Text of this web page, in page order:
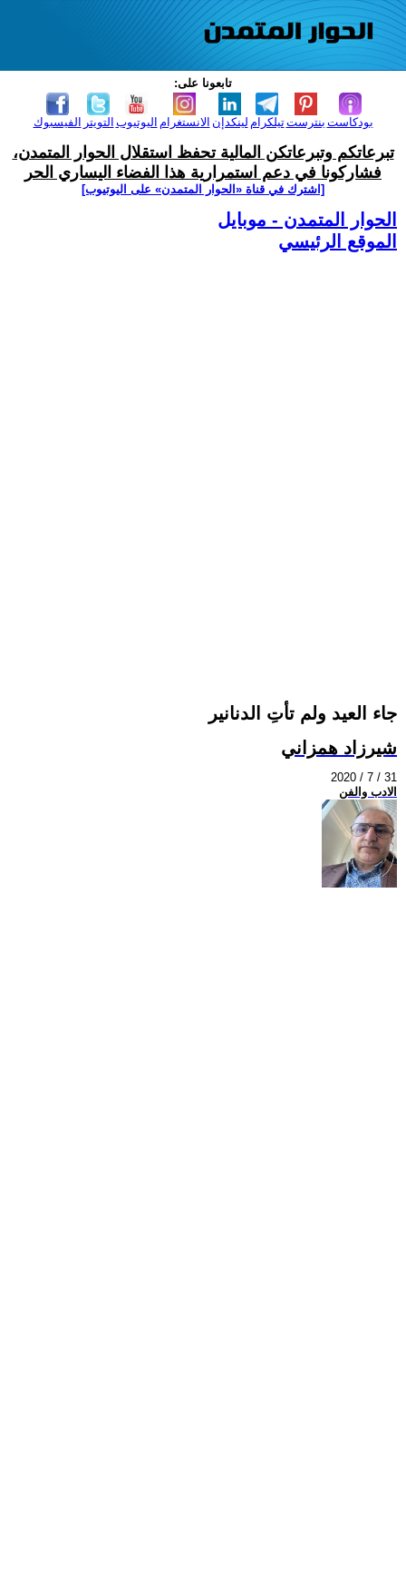
تابعونا على:
الفيسبوك التويتر اليوتيوب الانستغرام لينكدإن تيلكرامبنترست بودكاست
تبرعاتكم وتبرعاتكن المالية تحفظ استقلال الحوار المتمدن،
فشاركونا في دعم استمرارية هذا الفضاء اليساري الحر
[اشترك في قناة ‫«الحوار المتمدن» على اليوتيوب]
الحوار المتمدن - موبايل
الموقع الرئيسي
جاء العيد ولم تأتِ الدنانير
شيرزاد همزاني
2020 / 7 / 31
الادب والفن